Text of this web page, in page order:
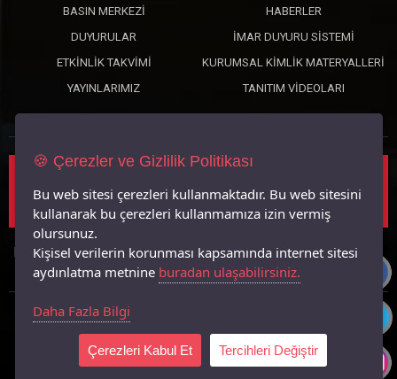
BASIN MERKEZI
HABERLER
DUYURULAR
İMAR DUYURU SISTEMI
ETKINLIK TAKVIMI
KURUMSAL KIMLIK MATERYALLERI
YAYINLARIMIZ
TANITIM VIDEOLARI
Formu Başvurusu
Manisa Büyükşehir Belediyesi © 2026 Bilgi İşlem Dairesi Başkanlığı
Kişisel Verilerin Korunması Kanunu
BÜYÜKŞEHİR NET KURUM PORTALI
🍪 Çerezler ve Gizlilik Politikası
Bu web sitesi çerezleri kullanmaktadır. Bu web sitesini
kullanarak bu çerezleri kullanmamıza izin vermiş
olursunuz.
Kişisel verilerin korunması kapsamında internet sitesi
aydınlatma metnine buradan ulaşabilirsiniz.
Daha Fazla Bilgi
Çerezleri Kabul Et Tercihleri Değiştir